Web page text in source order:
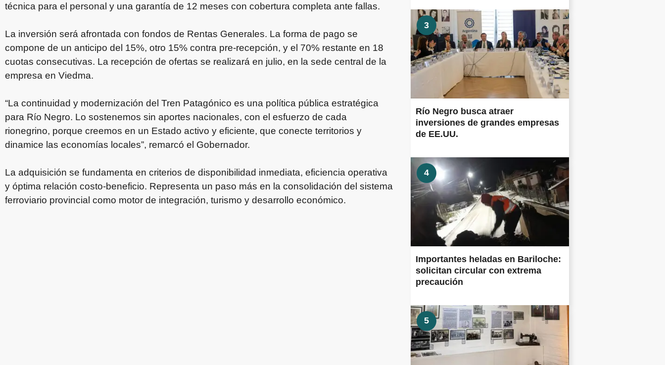
técnica para el personal y una garantía de 12 meses con cobertura completa ante fallas.
La inversión será afrontada con fondos de Rentas Generales. La forma de pago se
compone de un anticipo del 15%, otro 15% contra pre-recepción, y el 70% restante en 18
cuotas consecutivas. La recepción de ofertas se realizará en julio, en la sede central de la
empresa en Viedma.
“La continuidad y modernización del Tren Patagónico es una política pública estratégica
para Río Negro. Lo sostenemos sin aportes nacionales, con el esfuerzo de cada
rionegrino, porque creemos en un Estado activo y eficiente, que conecte territorios y
dinamice las economías locales”, remarcó el Gobernador.
La adquisición se fundamenta en criterios de disponibilidad inmediata, eficiencia operativa
y óptima relación costo-beneficio. Representa un paso más en la consolidación del sistema
ferroviario provincial como motor de integración, turismo y desarrollo económico.
3
Río Negro busca atraer
inversiones de grandes empresas
de EE.UU.
4
Importantes heladas en Bariloche:
solicitan circular con extrema
precaución
5